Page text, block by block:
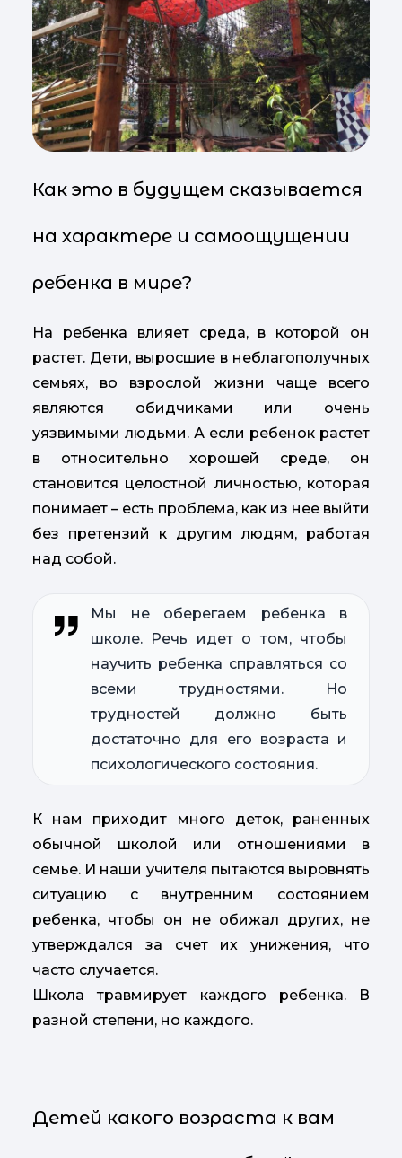
Как это в будущем сказывается
на характере и самоощущении
ребенка в мире?
На ребенка влияет среда, в которой он
растет. Дети, выросшие в неблагополучных
семьях, во взрослой жизни чаще всего
являются обидчиками или очень
уязвимыми людьми. А если ребенок растет
в относительно хорошей среде, он
становится целостной личностью, которая
понимает – есть проблема, как из нее выйти
без претензий к другим людям, работая
над собой.
Мы не оберегаем ребенка в
школе. Речь идет о том, чтобы
научить ребенка справляться со
всеми трудностями. Но
трудностей должно быть
достаточно для его возраста и
психологического состояния.
К нам приходит много деток, раненных
обычной школой или отношениями в
семье. И наши учителя пытаются выровнять
ситуацию с внутренним состоянием
ребенка, чтобы он не обижал других, не
утверждался за счет их унижения, что
часто случается.
Школа травмирует каждого ребенка. В
разной степени, но каждого.
Детей какого возраста к вам